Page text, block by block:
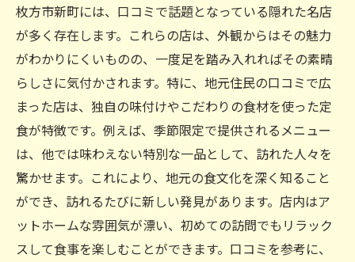
枚方市新町には、口コミで話題となっている隠れた名店
が多く存在します。これらの店は、外観からはその魅力
がわかりにくいものの、一度足を踏み入れればその素晴
らしさに気付かされます。特に、地元住民の口コミで広
まった店は、独自の味付けやこだわりの食材を使った定
食が特徴です。例えば、季節限定で提供されるメニュー
は、他では味わえない特別な一品として、訪れた人々を
驚かせます。これにより、地元の食文化を深く知ること
ができ、訪れるたびに新しい発見があります。店内はア
ットホームな雰囲気が漂い、初めての訪問でもリラック
スして食事を楽しむことができます。口コミを参考に、